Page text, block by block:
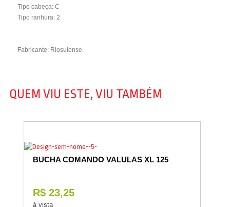
Tipo cabeça: C
Tipo ranhura: 2
Fabricante: Riosulense
QUEM VIU ESTE, VIU TAMBÉM
BUCHA COMANDO VALULAS XL 125
R$ 23,25
à vista